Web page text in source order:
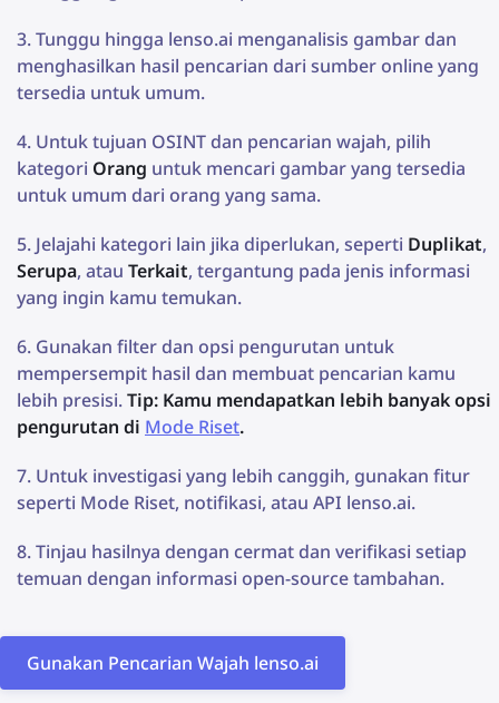
Tunggu hingga lenso.ai menganalisis gambar dan
menghasilkan hasil pencarian dari sumber online yang
tersedia untuk umum.
Untuk tujuan OSINT dan pencarian wajah, pilih
kategori Orang untuk mencari gambar yang tersedia
untuk umum dari orang yang sama.
Jelajahi kategori lain jika diperlukan, seperti Duplikat,
Serupa, atau Terkait, tergantung pada jenis informasi
yang ingin kamu temukan.
Gunakan filter dan opsi pengurutan untuk
mempersempit hasil dan membuat pencarian kamu
lebih presisi.Tip: Kamu mendapatkan lebih banyak opsi
pengurutan di Mode Riset.
Untuk investigasi yang lebih canggih, gunakan fitur
seperti Mode Riset, notifikasi, atau API lenso.ai.
Tinjau hasilnya dengan cermat dan verifikasi setiap
temuan dengan informasi open-source tambahan.
Gunakan Pencarian Wajah lenso.ai